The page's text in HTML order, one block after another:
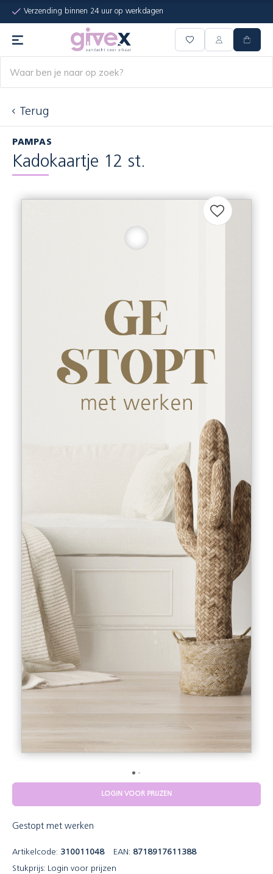
Verzending binnen 24 uur op werkdagen
Terug
PAMPAS
Kadokaartje 12 st.
LOGIN VOOR PRIJZEN
Gestopt met werken
Artikelcode: 310011048 EAN: 8718917611388
Stukprijs: Login voor prijzen